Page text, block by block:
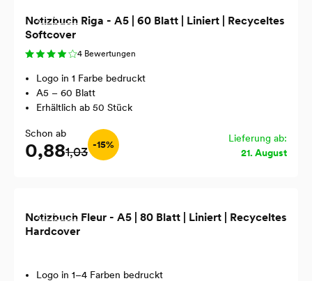
Recycled
Notizbuch Riga - A5 | 60 Blatt | Liniert | Recyceltes
Softcover
4 Bewertungen
Logo in 1 Farbe bedruckt
A5 – 60 Blatt
Erhältlich ab 50 Stück
Schon ab
0,881,03 -15%
Lieferung ab:
21. August
Recycled
Notizbuch Fleur - A5 | 80 Blatt | Liniert | Recyceltes
Hardcover
Logo in 1–4 Farben bedruckt